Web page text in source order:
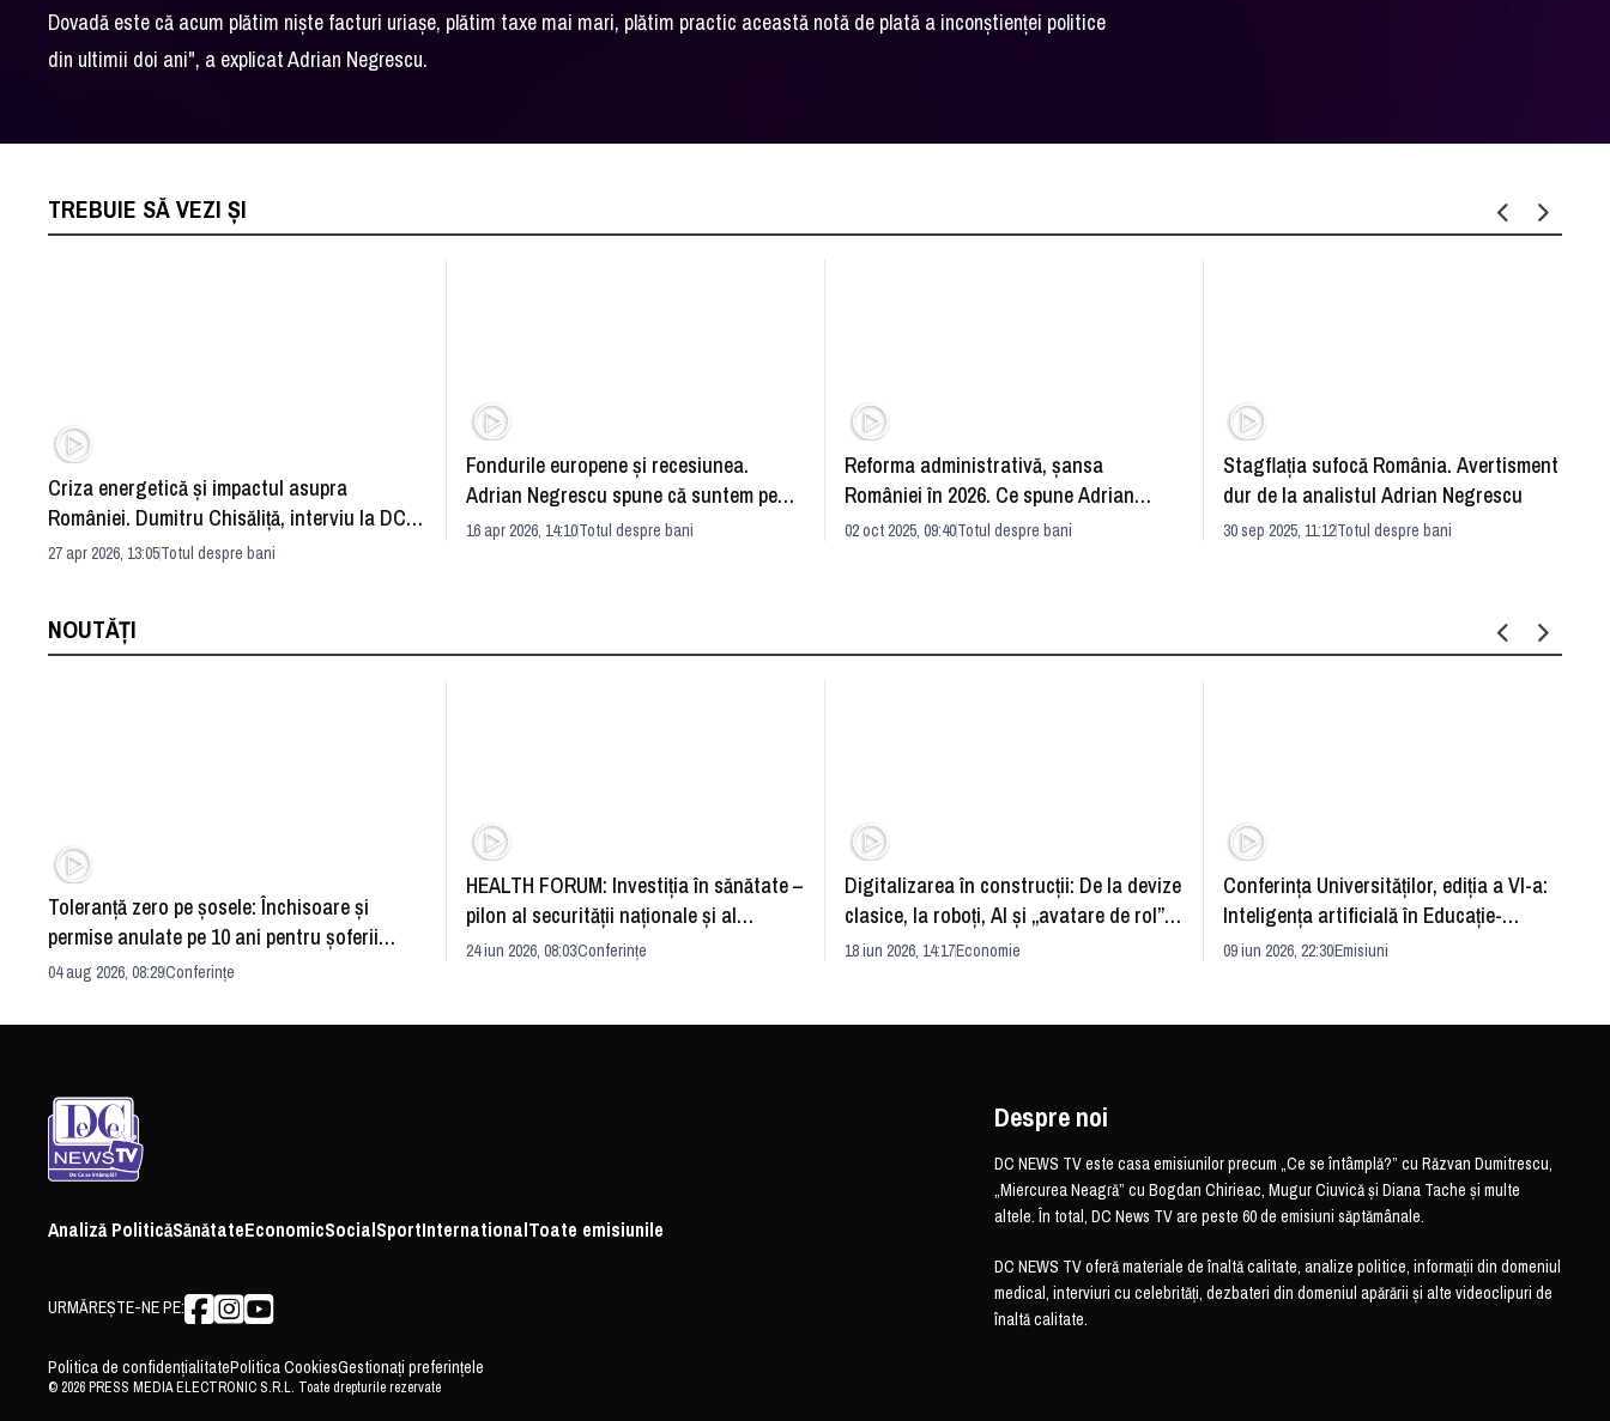
Dovadă este că acum plătim niște facturi uriașe, plătim taxe mai mari, plătim practic această notă de plată a inconștienței politice
din ultimii doi ani", a explicat Adrian Negrescu.
TREBUIE SĂ VEZI ȘI
Criza energetică și impactul asupra
României. Dumitru Chisăliţă, interviu la DC
News TV
27 apr 2026, 13:05Totul despre bani
Fondurile europene și recesiunea.
Adrian Negrescu spune că suntem pe
marginea prăpastiei
16 apr 2026, 14:10Totul despre bani
Reforma administrativă, șansa
României în 2026. Ce spune Adrian
Negrescu
02 oct 2025, 09:40Totul despre bani
Stagflația sufocă România. Avertisment
dur de la analistul Adrian Negrescu
30 sep 2025, 11:12Totul despre bani
NOUTĂȚI
Toleranță zero pe șosele: Închisoare și
permise anulate pe 10 ani pentru șoferii
iresponsabili
04 aug 2026, 08:29Conferințe
HEALTH FORUM: Investiția în sănătate –
pilon al securității naționale și al
dezvoltării economice
24 iun 2026, 08:03Conferințe
Digitalizarea în construcții: De la devize
clasice, la roboți, AI și „avatare de rol”.
România și redefinirea industriei
18 iun 2026, 14:17Economie
Conferința Universităților, ediția a VI-a:
Inteligența artificială în Educație-
soluție sau problemă?
09 iun 2026, 22:30Emisiuni
Analiză PoliticăSănătateEconomicSocialSportInternationalToate emisiunile
URMĂREȘTE-NE PE:
Despre noi
DC NEWS TV este casa emisiunilor precum „Ce se întâmplă?” cu Răzvan Dumitrescu,
„Miercurea Neagră” cu Bogdan Chirieac, Mugur Ciuvică și Diana Tache și multe
altele. În total, DC News TV are peste 60 de emisiuni săptămânale.
DC NEWS TV oferă materiale de înaltă calitate, analize politice, informații din domeniul
medical, interviuri cu celebrități, dezbateri din domeniul apărării și alte videoclipuri de
înaltă calitate.
Politica de confidențialitatePolitica CookiesGestionați preferințele
© 2026 PRESS MEDIA ELECTRONIC S.R.L. Toate drepturile rezervate